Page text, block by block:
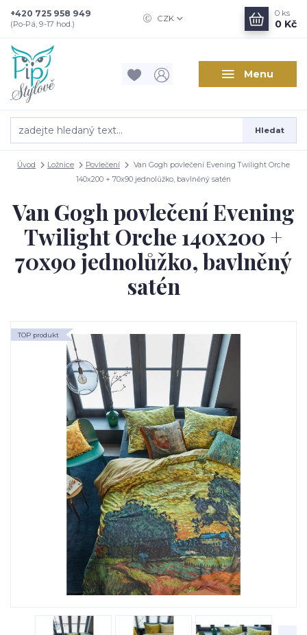
Menu
CZK
Hledat
+420 725 958 949
(Po-Pá, 9-17 hod.)
0 ks
0 Kč
Úvod Ložnice Povlečení
Van Gogh povlečení Evening Twilight Orche
140x200 + 70x90 jednolůžko, bavlněný satén
Van Gogh povlečení Evening
Twilight Orche 140x200 +
70x90 jednolůžko, bavlněný
satén
TOP produkt